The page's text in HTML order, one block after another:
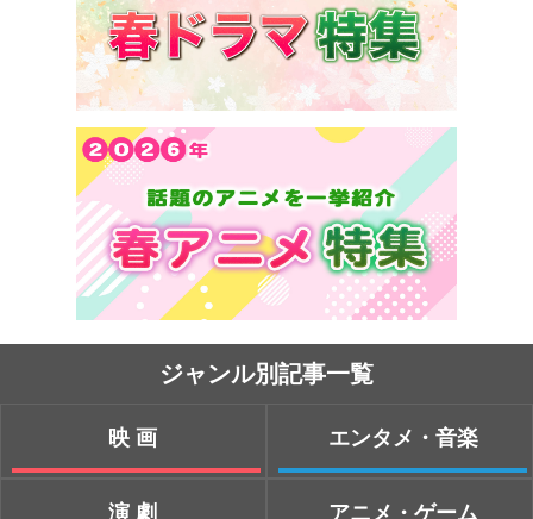
ジャンル別記事一覧
映画
演劇
エンタメ・音楽
アニメ・ゲーム